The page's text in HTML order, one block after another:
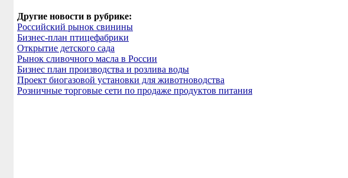
Другие новости в рубрике:
Российский рынок свинины
Бизнес-план птицефабрики
Открытие детского сада
Рынок сливочного масла в России
Бизнес план производства и розлива воды
Проект биогазовой установки для животноводства
Розничные торговые сети по продаже продуктов питания